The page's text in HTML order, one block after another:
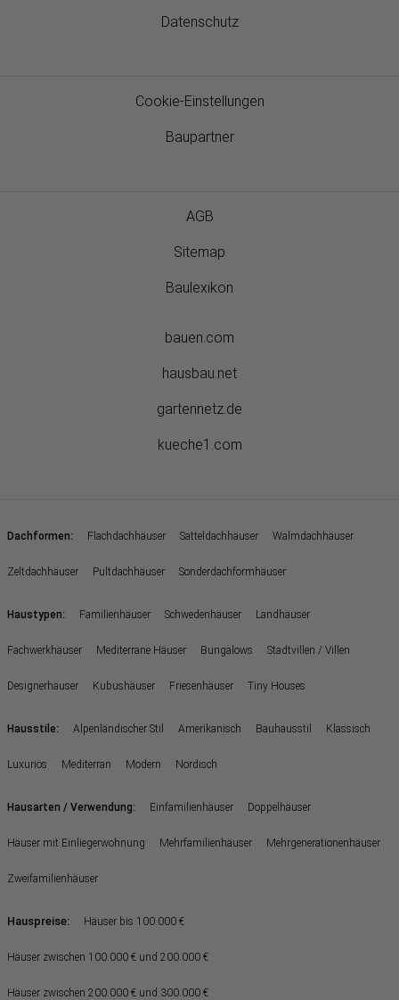
Datenschutz
Cookie-Einstellungen
Baupartner
AGB
Sitemap
Baulexikon
bauen.com
hausbau.net
gartennetz.de
kueche1.com
Dachformen: Flachdachhäuser Satteldachhäuser Walmdachhäuser
Zeltdachhäuser Pultdachhäuser Sonderdachformhäuser
Haustypen: Familienhäuser Schwedenhäuser Landhäuser
Fachwerkhäuser Mediterrane Häuser Bungalows Stadtvillen / Villen
Designerhäuser Kubushäuser Friesenhäuser Tiny Houses
Hausstile: Alpenländischer Stil Amerikanisch Bauhausstil Klassisch
Luxuriös Mediterran Modern Nordisch
Hausarten / Verwendung: Einfamilienhäuser Doppelhäuser
Häuser mit Einliegerwohnung Mehrfamilienhäuser Mehrgenerationenhäuser
Zweifamilienhäuser
Hauspreise: Häuser bis 100.000 €
Häuser zwischen 100.000 € und 200.000 €
Häuser zwischen 200.000 € und 300.000 €